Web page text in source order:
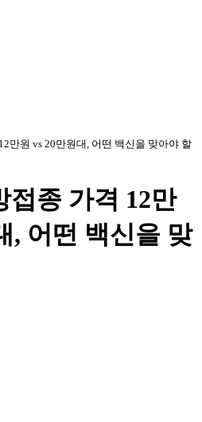
만원 vs 20만원대, 어떤 백신을 맞아야 할
접종 가격 12만
, 어떤 백신을 맞